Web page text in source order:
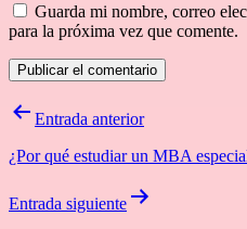
Guarda mi nombre, correo
para la próxima vez que comente.
Navegación
entradas
Entrada anterior
¿Por qué estudiar un MBA
Entrada siguiente